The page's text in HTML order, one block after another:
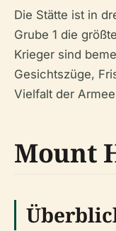
Die Stätte ist in
Grube 1 die
Krieger sind
Gesichtszüge,
Vielfalt der
Mount